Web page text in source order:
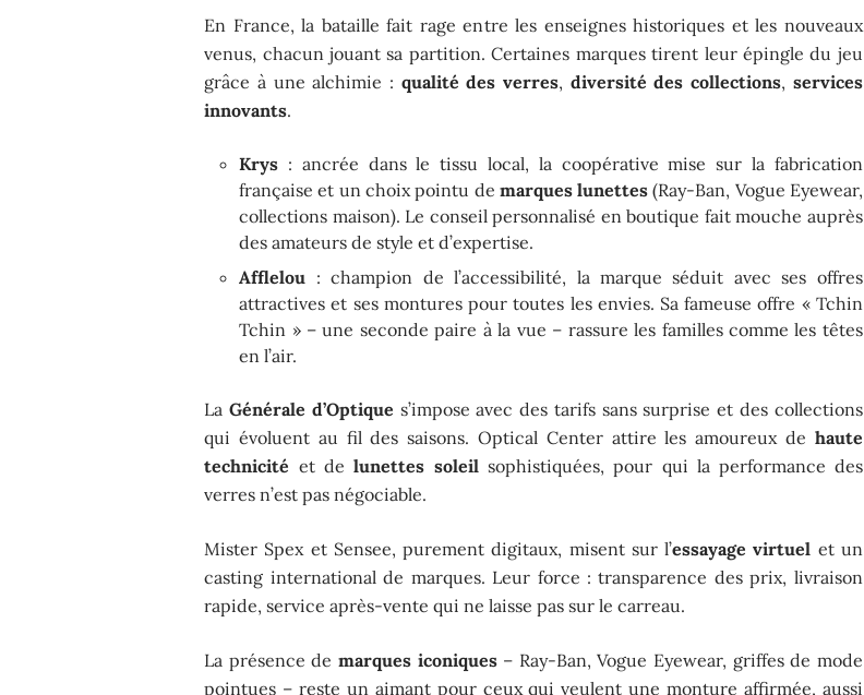
En France, la bataille fait rage entre les enseignes historiques et les nouveaux
venus, chacun jouant sa partition. Certaines marques tirent leur épingle du jeu
grâce à une alchimie : qualité des verres, diversité des collections, services
innovants.
Krys : ancrée dans le tissu local, la coopérative mise sur la fabrication
française et un choix pointu de marques lunettes (Ray-Ban, Vogue Eyewear,
collections maison). Le conseil personnalisé en boutique fait mouche auprès
des amateurs de style et d’expertise.
Afflelou : champion de l’accessibilité, la marque séduit avec ses offres
attractives et ses montures pour toutes les envies. Sa fameuse offre « Tchin
Tchin » – une seconde paire à la vue – rassure les familles comme les têtes
en l’air.
La Générale d’Optique s’impose avec des tarifs sans surprise et des collections
qui évoluent au fil des saisons. Optical Center attire les amoureux de haute
technicité et delunettes soleilsophistiquées, pour qui la performance des
verres n’est pas négociable.
Mister Spex et Sensee, purement digitaux, misent sur l’essayage virtuel et un
casting international de marques. Leur force : transparence des prix, livraison
rapide, service après-vente qui ne laisse pas sur le carreau.
La présence de marques iconiques– Ray-Ban, Vogue Eyewear, griffes de mode
pointues – reste un aimant pour ceux qui veulent une monture affirmée, aussi